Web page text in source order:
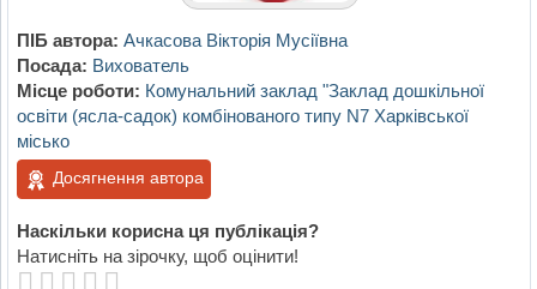
ПІБ автора: Ачкасова Вікторія Мусіївна
Посада: Вихователь
Місце роботи: Комунальний заклад "Заклад дошкільної
освіти (ясла-садок) комбінованого типу N7 Харківської
місько
Досягнення автора
Наскільки корисна ця публікація?
Натисніть на зірочку, щоб оцінити!